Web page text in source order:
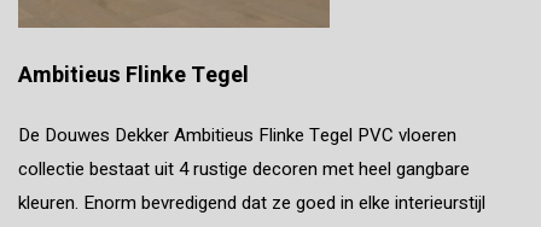
Ambitieus Flinke Tegel
De Douwes Dekker Ambitieus Flinke Tegel PVC vloeren
collectie bestaat uit 4 rustige decoren met heel gangbare
kleuren. Enorm bevredigend dat ze goed in elke interieurstijl